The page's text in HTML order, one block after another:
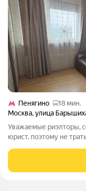
Пенягино
18 мин.
Москва,улица
Уважаемые риэлторы,
юрист, поэтому не
этажного дома 4
комфортное